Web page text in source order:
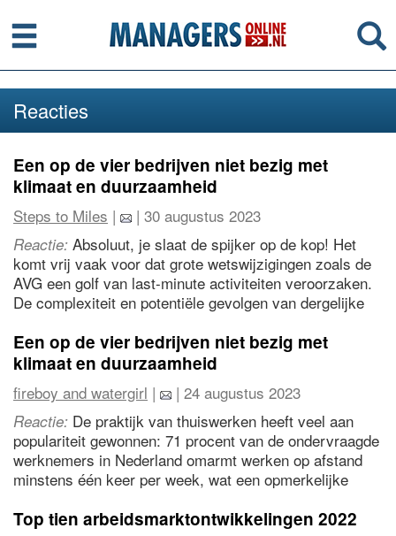
Menu
Reacties
Een op de vier bedrijven niet bezig met
klimaat en duurzaamheid
Steps to Miles | | 30 augustus 2023
Reactie: Absoluut, je slaat de spijker op de kop! Het
komt vrij vaak voor dat grote wetswijzigingen zoals de
AVG een golf van last-minute activiteiten veroorzaken.
De complexiteit en potentiële gevolgen van dergelijke
totdat de deadline opdoemt. Het is een goede
herinnering dat proactief en op de hoogte blijven van
een soepelere overgang kan zorgen. Laten we hopen
dat naarmate er meer regels in het spel komen, we
allemaal kunnen leren voorop te blijven lopen en de
last-minute-rush te vermijden.
Een op de vier bedrijven niet bezig met
klimaat en duurzaamheid
fireboy and watergirl | | 24 augustus 2023
Reactie: De praktijk van thuiswerken heeft veel aan
populariteit gewonnen: 71 procent van de ondervraagde
werknemers in Nederland omarmt werken op afstand
minstens één keer per week, wat een opmerkelijke
Top tien arbeidsmarktontwikkelingen 2022